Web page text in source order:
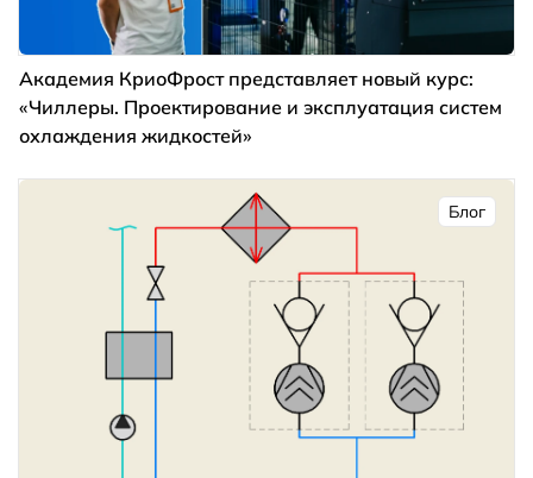
Академия КриоФрост представляет новый курс:
«Чиллеры. Проектирование и эксплуатация систем
охлаждения жидкостей»
Блог